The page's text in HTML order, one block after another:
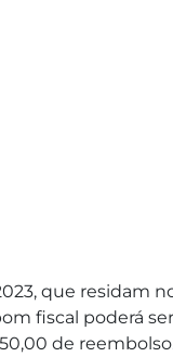
que residam
fiscal poderá
de